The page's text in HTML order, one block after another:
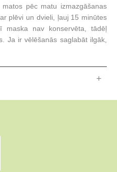
matos pēc matu izmazgāšanas
plēvi un dvieli, ļauj 15 minūtes
maska nav konservēta, tādēļ
Ja ir vēlēšanās saglabāt ilgāk,